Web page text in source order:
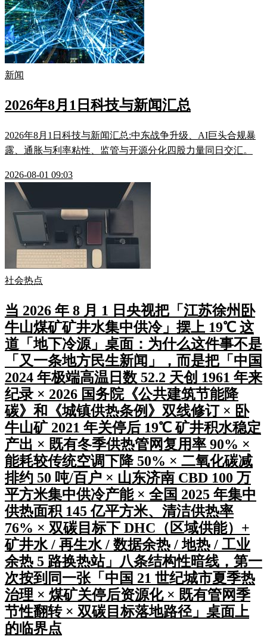
新闻
2026年8月1日科技与新闻汇总
2026年8月1日科技与新闻汇总:中东战争升级、AI巨头合规暴
露、通胀与利率粘性、监管与开源分化四股力量同日交汇。
2026-08-01 09:03
社会热点
当 2026 年 8 月 1 日央视把「江苏徐州卧
牛山煤矿矿井水集中供冷」摆上 19℃ 这
道「地下冷源」桌面：为什么这件事不是
「又一条地方民生新闻」，而是把「中国
2024 年极端高温日数 52.2 天创 1961 年来
纪录 × 2026 国务院《公共建筑节能降
碳》和《城镇供热条例》双线修订 × 卧
牛山矿 2021 年关停后 19℃ 矿井积水稳定
产出 × 既有冬季供热管网复用率 90% ×
能耗较传统空调下降 50% × 二氧化碳减
排约 50 吨/百户 × 山东济南 CBD 100 万
平方米集中供冷产能 × 全国 2025 年集中
供热面积 145 亿平方米、清洁供热率
76% × 双碳目标下 DHC（区域供能）+
矿井水 / 再生水 / 数据余热 / 地热 / 工业
余热 5 路换热站」八条结构性暗线，第一
次按到同一张「中国 21 世纪城市夏季热
治理 × 煤矿关停后资源化 × 既有管网季
节性翻转 × 双碳目标落地路径」桌面上
的临界点